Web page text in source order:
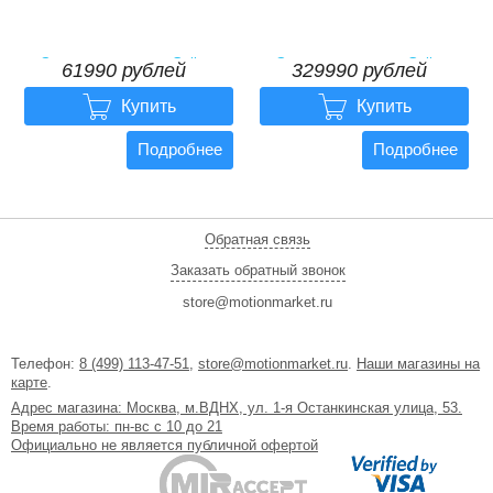
Электровелосипед Gelbert
Dors 1 ST
61990 рублей
61990 рублей
 Купить
Подробнее
Электровелосипед Gelbert
Alcor
329990 рублей
329990 рублей
 Купить
Подробнее
Обратная связь
Заказать обратный звонок
store@motionmarket.ru
Телефон: 8 (499) 113-47-51 store@motionmarket.ru Наши магазины на
карте
Адрес магазина: Москва, м.ВДНХ, ул. 1-я Останкинская улица, 53.
Время работы: пн-вс с 10 до 21
Официально не является публичной офертой